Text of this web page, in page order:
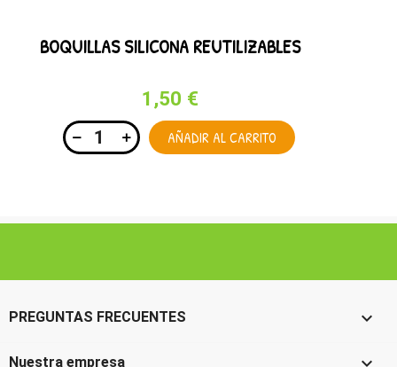
BOQUILLAS SILICONA REUTILIZABLES
1,50 €
AÑADIR AL CARRITO
PREGUNTAS FRECUENTES 
Nuestra empresa